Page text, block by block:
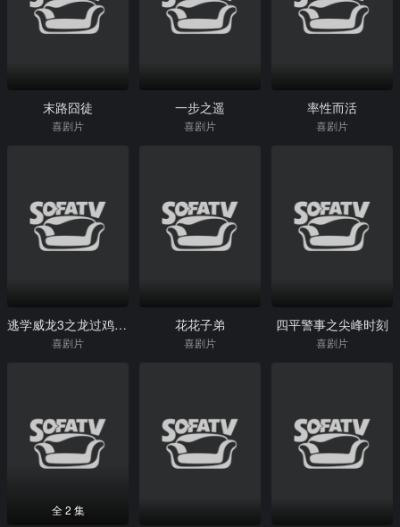
末路囧徒
喜剧片
一步之遥
喜剧片
率性而活
喜剧片
逃学威龙3之龙过鸡年(粤)
喜剧片
花花子弟
喜剧片
四平警事之尖峰时刻
喜剧片
全 2 集